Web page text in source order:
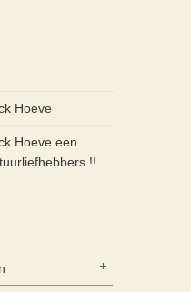
Hoeve
Hoeve een
!!.